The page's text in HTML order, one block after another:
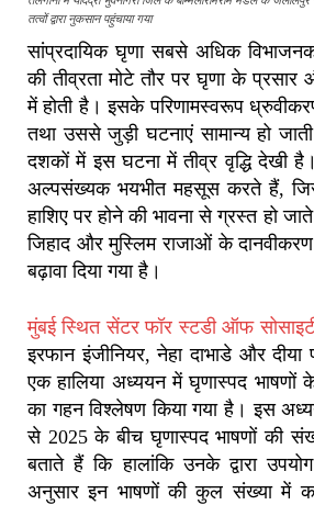
तत्वों द्वारा नुकसान पहुंचाया गया
सांप्रदायिक घृणा सबसे अधिक
की तीव्रता मोटे तौर पर घृणा के
में होती है। इसके परिणामस्वरूप
तथा उससे जुड़ी घटनाएं सामान्य हो
दशकों में इस घटना में तीव्र वृद्धि देखी
अल्पसंख्यक भयभीत महसूस करते हैं,
हाशिए पर होने की भावना से ग्रस्त हो
जिहाद और मुस्लिम राजाओं के
बढ़ावा दिया गया है।
मुंबई स्थित सेंटर फॉर स्टडी ऑफ
इरफान इंजीनियर, नेहा दाभाडे और दीया
एक हालिया अध्ययन में घृणास्पद भाषणों
का गहन विश्लेषण किया गया है। इस
से 2025 के बीच घृणास्पद भाषणों की
बताते हैं कि हालांकि उनके द्वारा
अनुसार इन भाषणों की कुल संख्या में